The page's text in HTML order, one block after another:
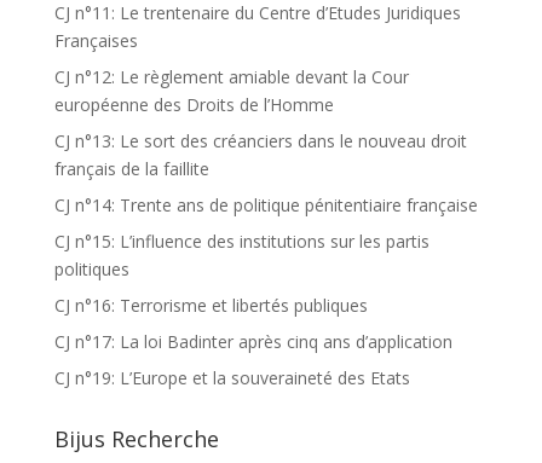
CJ n°11: Le trentenaire du Centre d’Etudes Juridiques
Françaises
CJ n°12: Le règlement amiable devant la Cour
européenne des Droits de l’Homme
CJ n°13: Le sort des créanciers dans le nouveau droit
français de la faillite
CJ n°14: Trente ans de politique pénitentiaire française
CJ n°15: L’influence des institutions sur les partis
politiques
CJ n°16: Terrorisme et libertés publiques
CJ n°17: La loi Badinter après cinq ans d’application
CJ n°19: L’Europe et la souveraineté des Etats
Bijus Recherche